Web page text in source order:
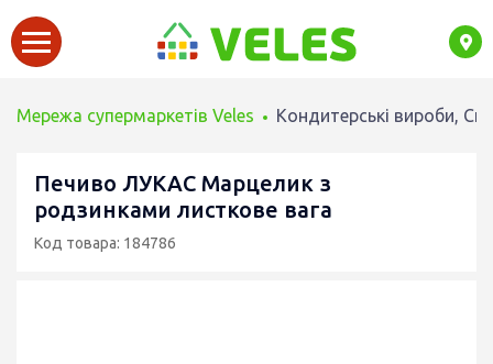
Мережа супермаркетів Veles Кондитерські вироби,
Печиво ЛУКАС Марцелик з
родзинками листкове вага
Код товара: 184786